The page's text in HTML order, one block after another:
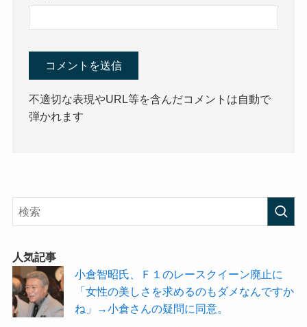
不適切な表現やURL等を含んだコメントは自動で
弾かれます
人気記事
小倉智昭氏、Ｆ１のレースクイーン廃止に
「女性の美しさを求めるのもダメなんですか
ね」→小倉さんの疑問に同意。